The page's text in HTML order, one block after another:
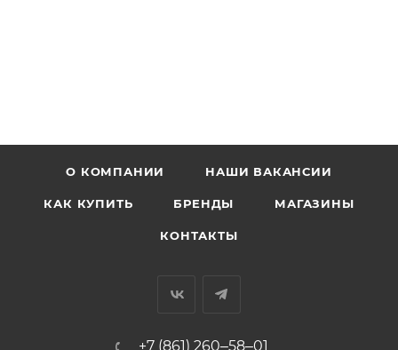
О КОМПАНИИ НАШИ ВАКАНСИИ
КАК КУПИТЬ БРЕНДЫ МАГАЗИНЫ
КОНТАКТЫ
+7 (861) 260‒58‒01